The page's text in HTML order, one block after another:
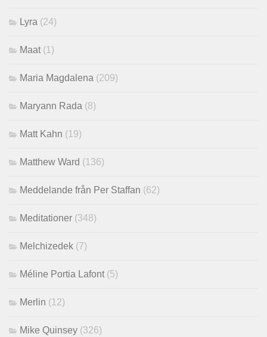
Lyra (24)
Maat (1)
Maria Magdalena (209)
Maryann Rada (8)
Matt Kahn (19)
Matthew Ward (136)
Meddelande från Per Staffan (62)
Meditationer (348)
Melchizedek (7)
Méline Portia Lafont (5)
Merlin (12)
Mike Quinsey (326)